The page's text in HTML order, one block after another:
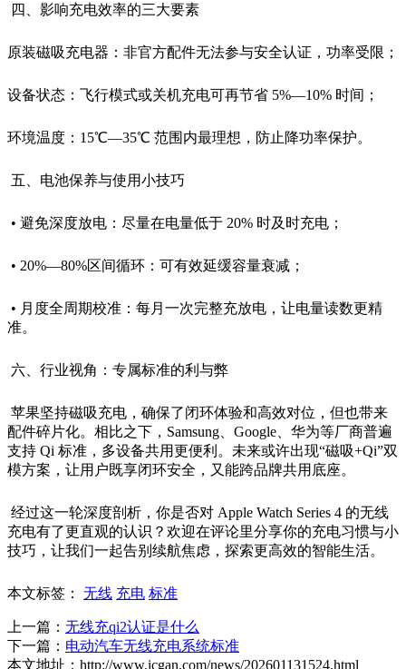
四、影响充电效率的三大要素
原装磁吸充电器：非官方配件无法参与安全认证，功率受限；
设备状态：飞行模式或关机充电可再节省 5%—10% 时间；
环境温度：15℃—35℃ 范围内最理想，防止降功率保护。
五、电池保养与使用小技巧
• 避免深度放电：尽量在电量低于 20% 时及时充电；
• 20%—80%区间循环：可有效延缓容量衰减；
• 月度全周期校准：每月一次完整充放电，让电量读数更精
准。
六、行业视角：专属标准的利与弊
苹果坚持磁吸充电，确保了闭环体验和高效对位，但也带来
配件碎片化。相比之下，Samsung、Google、华为等厂商普遍
支持 Qi 标准，多设备共用更便利。未来或许出现“磁吸+Qi”双
模方案，让用户既享闭环安全，又能跨品牌共用底座。
经过这一轮深度剖析，你是否对 Apple Watch Series 4 的无线
充电有了更直观的认识？欢迎在评论里分享你的充电习惯与小
技巧，让我们一起告别续航焦虑，探索更高效的智能生活。
本文标签： 无线 充电 标准
上一篇： 无线充qi2认证是什么
下一篇： 电动汽车无线充电系统标准
本文地址：http://www.icgan.com/news/202601131524.html